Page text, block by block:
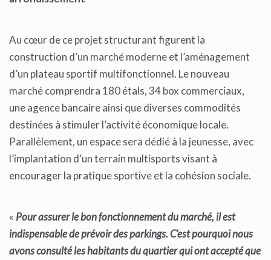
Au cœur de ce projet structurant figurent la
construction d’un marché moderne et l’aménagement
d’un plateau sportif multifonctionnel. Le nouveau
marché comprendra 180 étals, 34 box commerciaux,
une agence bancaire ainsi que diverses commodités
destinées à stimuler l’activité économique locale.
Parallèlement, un espace sera dédié à la jeunesse, avec
l’implantation d’un terrain multisports visant à
encourager la pratique sportive et la cohésion sociale.
« Pour assurer le bon fonctionnement du marché, il est
indispensable de prévoir des parkings. C’est pourquoi nous
avons consulté les habitants du quartier qui ont accepté que